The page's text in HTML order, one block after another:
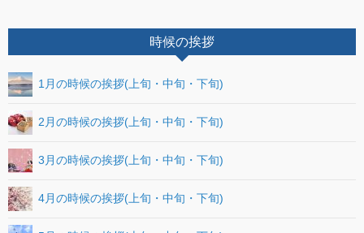
時候の挨拶
1月の時候の挨拶(上旬・中旬・下旬)
2月の時候の挨拶(上旬・中旬・下旬)
3月の時候の挨拶(上旬・中旬・下旬)
4月の時候の挨拶(上旬・中旬・下旬)